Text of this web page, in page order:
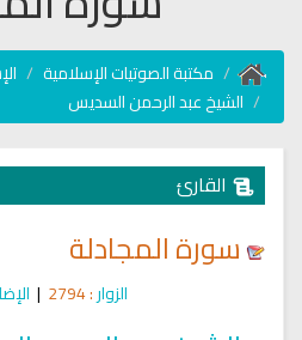
مكتبة الصوتيات الإسلامية
الشيخ عبد الرحمن السديس
القارئ
سورة المجادلة
الزوار: 2794
|